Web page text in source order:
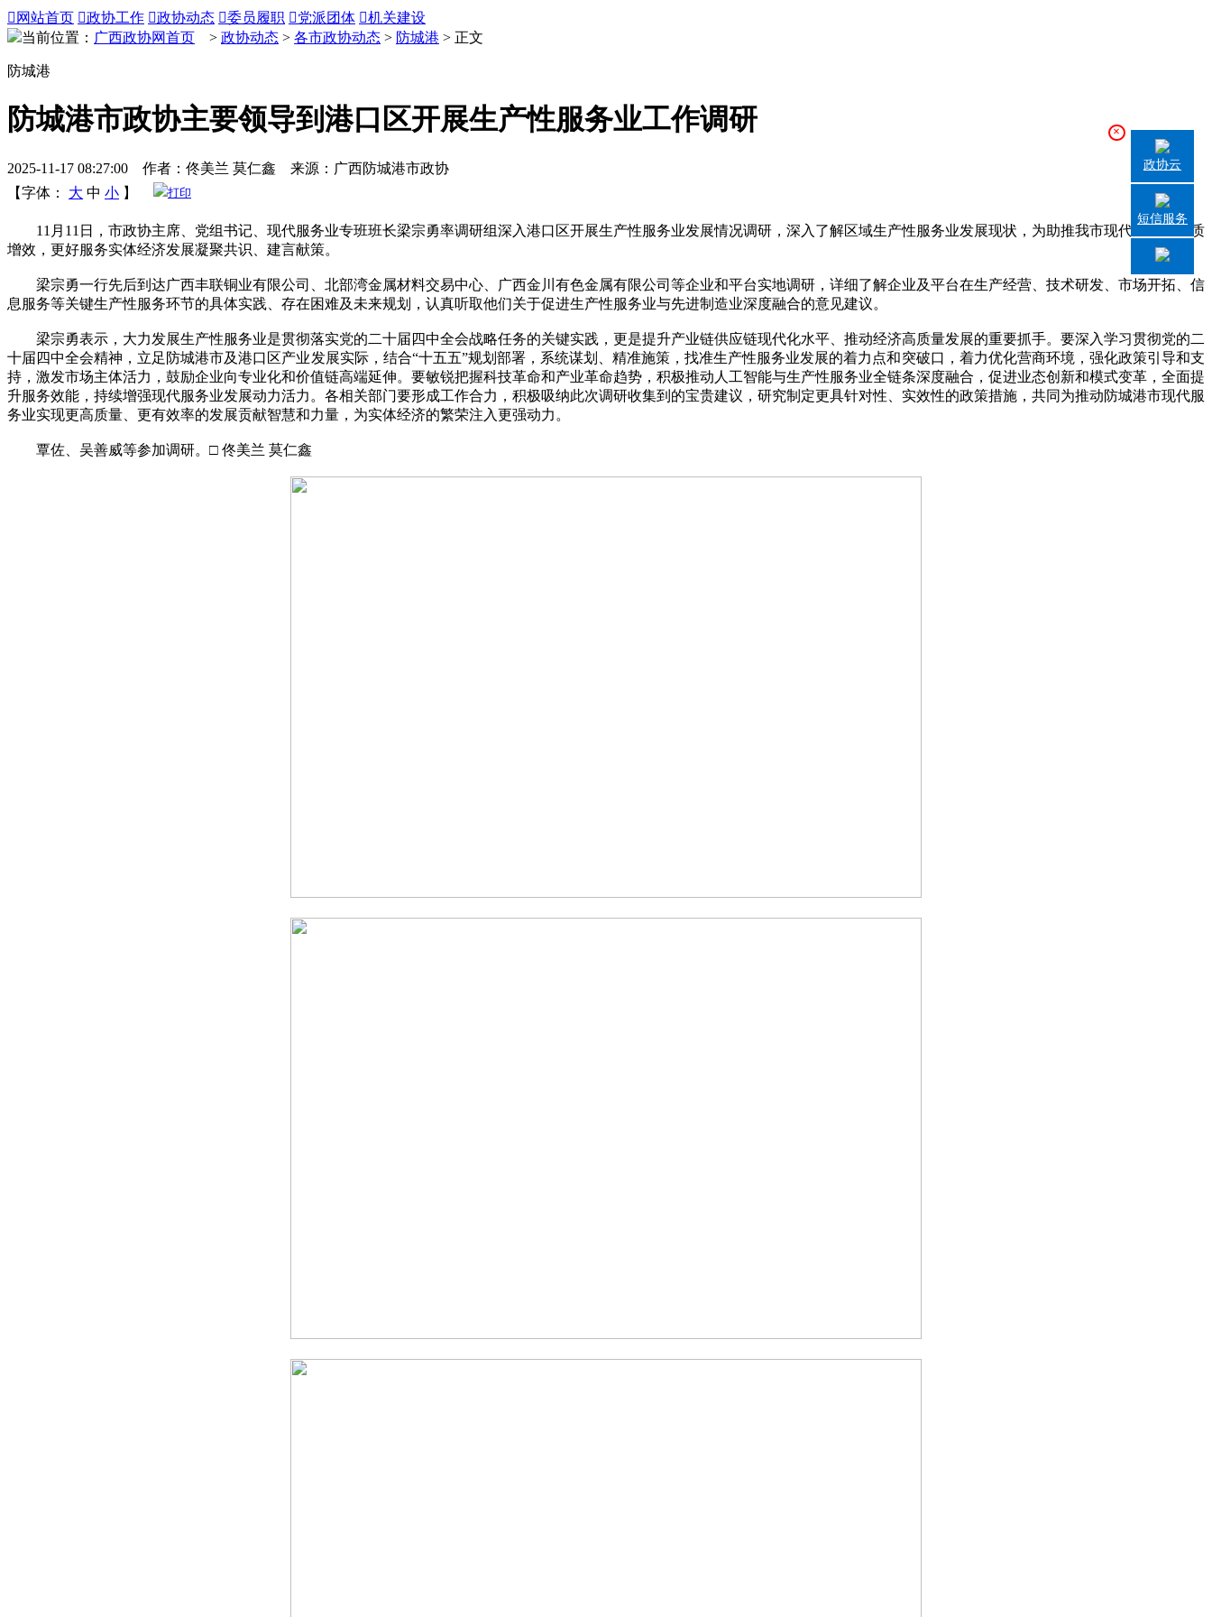
 网站首页 政协工作 政协动态 委员履职 党派团体 机关建设
当前位置： 广西政协网首页 > 政协动态 > 各市政协动态 > 防城港 > 正文
防城港
防城港市政协主要领导到港口区开展生产性服务业工作调研
2025-11-17 08:27:00 作者：佟美兰 莫仁鑫 来源：广西防城港市政协
【字体：
大 中 小 】 打印
11月11日，市政协主席、党组书记、现代服务业专班班长梁宗勇率调研组深入港口区开展生产性服务业发展情况调研，深入了解区域生产性服务业发展现状，为助推我市现代服务业提质
增效，更好服务实体经济发展凝聚共识、建言献策。
梁宗勇一行先后到达广西丰联铜业有限公司、北部湾金属材料交易中心、广西金川有色金属有限公司等企业和平台实地调研，详细了解企业及平台在生产经营、技术研发、市场开拓、信
息服务等关键生产性服务环节的具体实践、存在困难及未来规划，认真听取他们关于促进生产性服务业与先进制造业深度融合的意见建议。
梁宗勇表示，大力发展生产性服务业是贯彻落实党的二十届四中全会战略任务的关键实践，更是提升产业链供应链现代化水平、推动经济高质量发展的重要抓手。要深入学习贯彻党的二
十届四中全会精神，立足防城港市及港口区产业发展实际，结合“十五五”规划部署，系统谋划、精准施策，找准生产性服务业发展的着力点和突破口，着力优化营商环境，强化政策引导和支
持，激发市场主体活力，鼓励企业向专业化和价值链高端延伸。要敏锐把握科技革命和产业革命趋势，积极推动人工智能与生产性服务业全链条深度融合，促进业态创新和模式变革，全面提
升服务效能，持续增强现代服务业发展动力活力。各相关部门要形成工作合力，积极吸纳此次调研收集到的宝贵建议，研究制定更具针对性、实效性的政策措施，共同为推动防城港市现代服
务业实现更高质量、更有效率的发展贡献智慧和力量，为实体经济的繁荣注入更强动力。
覃佐、吴善威等参加调研。□ 佟美兰 莫仁鑫
×
政协云
短信服务